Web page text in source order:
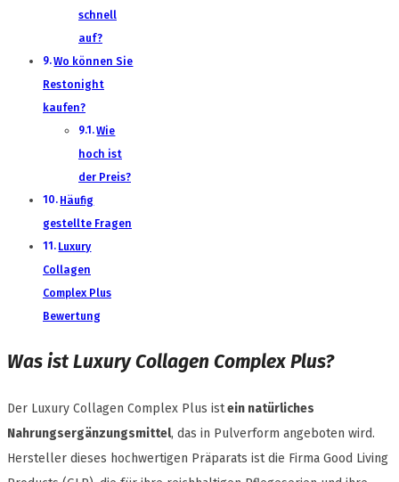
schnell
auf?
Wo können Sie
Restonight
kaufen?
Wie
hoch ist
der Preis?
Häufig
gestellte Fragen
Luxury
Collagen
Complex Plus
Bewertung
Was ist Luxury Collagen Complex Plus?
Der Luxury Collagen Complex Plus istein natürliches
Nahrungsergänzungsmittel, das in Pulverform angeboten wird.
Hersteller dieses hochwertigen Präparats ist die Firma Good Living